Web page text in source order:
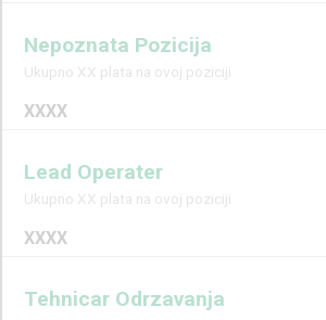
Nepoznata Pozicija
Ukupno XX plata na ovoj poziciji
XXXX
Lead Operater
Ukupno XX plata na ovoj poziciji
XXXX
Tehnicar Odrzavanja